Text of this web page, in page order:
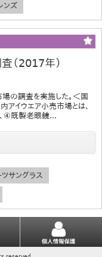
ンズ
（2017年）
場の調査を実施した。＜国
イウエア小売市場とは、
④既製老眼鏡...
サングラス